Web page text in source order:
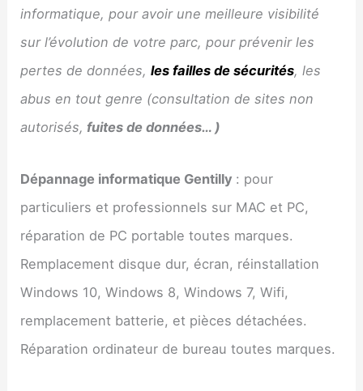
informatique, pour avoir une meilleure visibilité
sur l’évolution de votre parc, pour prévenir les
pertes de données,les failles de sécurités, les
abus en tout genre (consultation de sites non
autorisés, fuites de données… )
Dépannage informatique Gentilly : pour
particuliers et professionnels sur MAC et PC,
réparation de PC portable toutes marques.
Remplacement disque dur, écran, réinstallation
Windows 10, Windows 8, Windows 7, Wifi,
remplacement batterie, et pièces détachées.
Réparation ordinateur de bureau toutes marques.